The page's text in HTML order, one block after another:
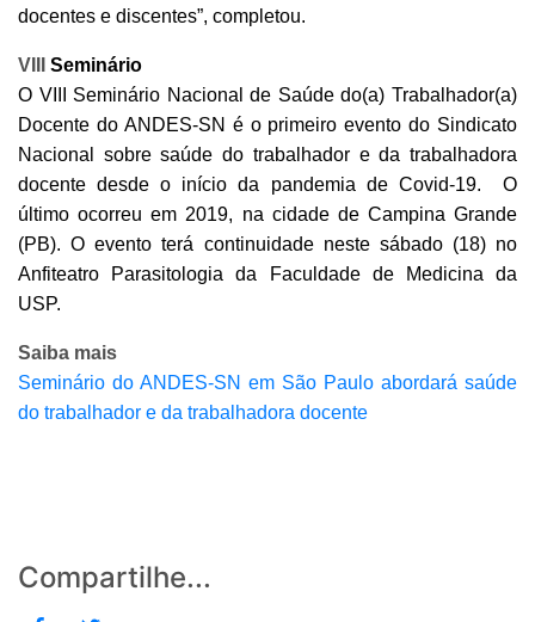
docentes e discentes”, completou.
VIII Seminário
O VIII Seminário Nacional de Saúde do(a) Trabalhador(a)
Docente do ANDES-SN é o primeiro evento do Sindicato
Nacional sobre saúde do trabalhador e da trabalhadora
docente desde o início da pandemia de Covid-19. O
último ocorreu em 2019, na cidade de Campina Grande
(PB). O evento terá continuidade neste sábado (18) no
Anfiteatro Parasitologia da Faculdade de Medicina da
USP.
Saiba mais
Seminário do ANDES-SN em São Paulo abordará saúde
do trabalhador e da trabalhadora docente
Compartilhe...